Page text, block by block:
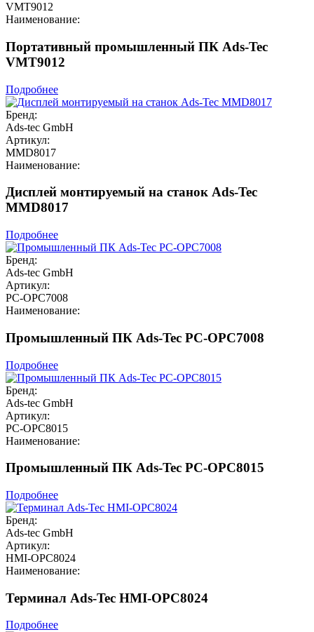
VMT9012
Наименование:
Портативный промышленный ПК Ads-Tec
VMT9012
Подробнее
Бренд:
Ads-tec GmbH
Артикул:
MMD8017
Наименование:
Дисплей монтируемый на станок Ads-Tec
MMD8017
Подробнее
Бренд:
Ads-tec GmbH
Артикул:
PC-OPC7008
Наименование:
Промышленный ПК Ads-Tec PC-OPC7008
Подробнее
Бренд:
Ads-tec GmbH
Артикул:
PC-OPC8015
Наименование:
Промышленный ПК Ads-Tec PC-OPC8015
Подробнее
Бренд:
Ads-tec GmbH
Артикул:
HMI-OPC8024
Наименование:
Терминал Ads-Tec HMI-OPC8024
Подробнее